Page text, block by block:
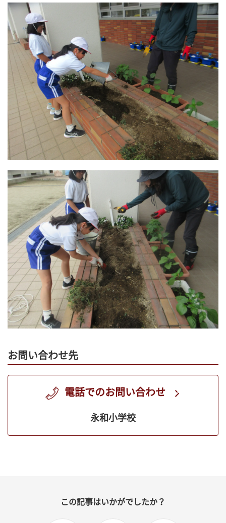
お問い合わせ先
電話でのお問い合わせ
永和小学校
この記事はいかがでしたか？